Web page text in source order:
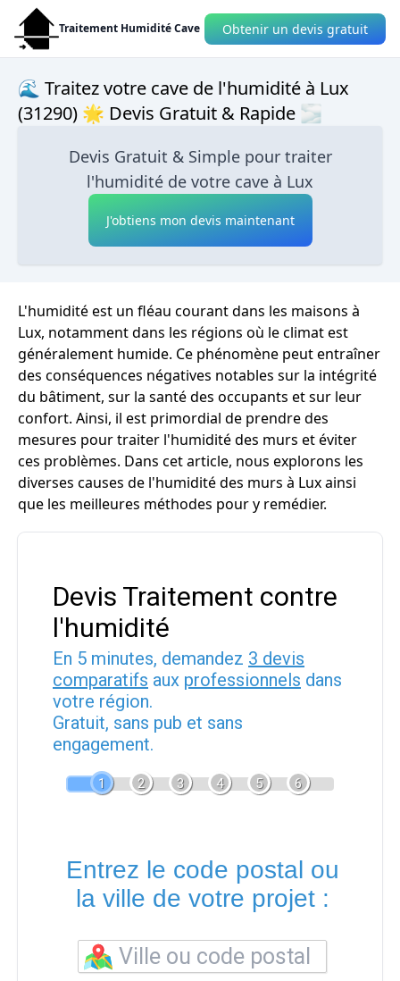
Traitement Humidité Cave Obtenir un devis gratuit
🌊 Traitez votre cave de l'humidité à Lux
(31290) 🌟 Devis Gratuit & Rapide 🌫
Devis Gratuit & Simple pour traiter
l'humidité de votre cave à Lux
J'obtiens mon devis maintenant
L'humidité est un fléau courant dans les maisons à
Lux, notamment dans les régions où le climat est
généralement humide. Ce phénomène peut entraîner
des conséquences négatives notables sur la intégrité
du bâtiment, sur la santé des occupants et sur leur
confort. Ainsi, il est primordial de prendre des
mesures pour traiter l'humidité des murs et éviter
ces problèmes. Dans cet article, nous explorons les
diverses causes de l'humidité des murs à Lux ainsi
que les meilleures méthodes pour y remédier.
Devis Traitement contre
l'humidité
En 5 minutes, demandez 3 devis
comparatifs aux professionnels dans
votre région.
Gratuit, sans pub et sans
engagement.
1 2 3 4 5 6
Entrez le code postal ou
la ville de votre projet :